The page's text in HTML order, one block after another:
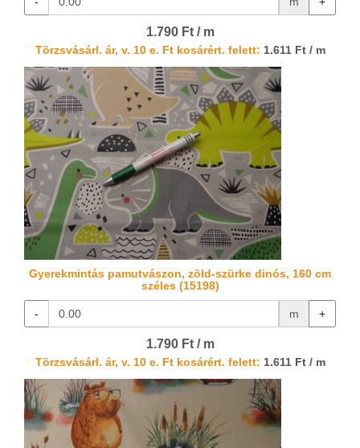
1.790 Ft / m
Törzsvásárl. ár, v. 10 e. Ft kosárért. felett: 1.611 Ft / m
Gyerekmintás pamutvászon, zöld-szürke dinós, 160 cm
széles (15198)
- m +
1.790 Ft / m
Törzsvásárl. ár, v. 10 e. Ft kosárért. felett: 1.611 Ft / m